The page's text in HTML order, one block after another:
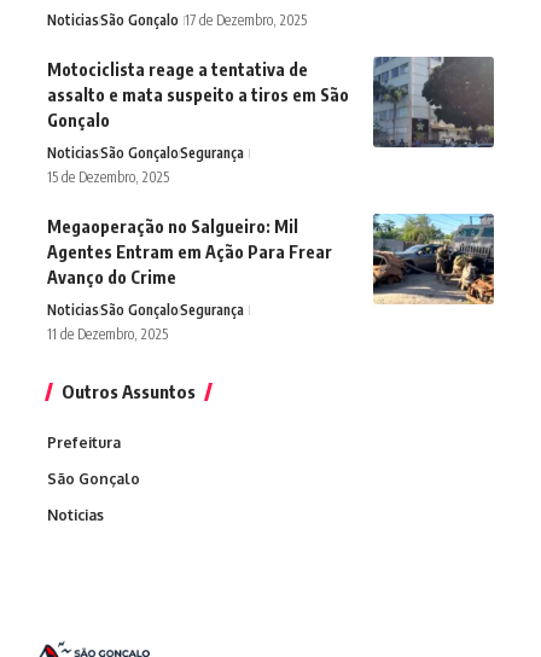
NoticiasSão Gonçalo 17 de Dezembro, 2025
Motociclista reage a tentativa de
assalto e mata suspeito a tiros em São
Gonçalo
NoticiasSão GonçaloSegurança
15 de Dezembro, 2025
Megaoperação no Salgueiro: Mil
Agentes Entram em Ação Para Frear
Avanço do Crime
NoticiasSão GonçaloSegurança
11 de Dezembro, 2025
Outros Assuntos
Prefeitura
São Gonçalo
Noticias